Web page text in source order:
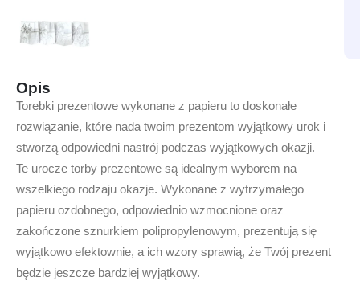
Opis
Torebki prezentowe wykonane z papieru to doskonałe
rozwiązanie, które nada twoim prezentom wyjątkowy urok i
stworzą odpowiedni nastrój podczas wyjątkowych okazji.
Te urocze torby prezentowe są idealnym wyborem na
wszelkiego rodzaju okazje. Wykonane z wytrzymałego
papieru ozdobnego, odpowiednio wzmocnione oraz
zakończone sznurkiem polipropylenowym, prezentują się
wyjątkowo efektownie, a ich wzory sprawią, że Twój prezent
będzie jeszcze bardziej wyjątkowy.